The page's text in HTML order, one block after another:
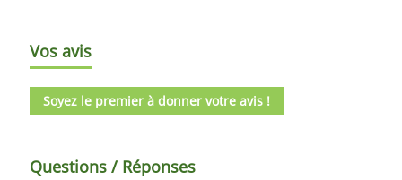
Vos avis
Soyez le premier à donner votre avis !
Questions / Réponses